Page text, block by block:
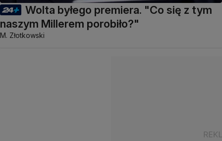
Wolta byłego premiera. "Co się z tym
naszym Millerem porobiło?"
M. Złotkowski